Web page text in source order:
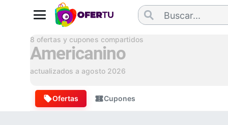
8 ofertas y cupones compartidos
Americanino
actualizados a agosto 2026
Ofertas Cupones